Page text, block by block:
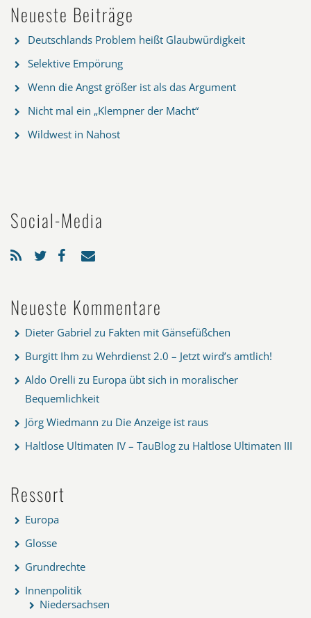
Neueste Beiträge
Deutschlands Problem heißt Glaubwürdigkeit
Selektive Empörung
Wenn die Angst größer ist als das Argument
Nicht mal ein „Klempner der Macht“
Wildwest in Nahost
Social-Media
Neueste Kommentare
Dieter Gabriel zu Fakten mit Gänsefüßchen
Burgitt Ihm zu Wehrdienst 2.0 – Jetzt wird’s amtlich!
Aldo Orelli zu Europa übt sich in moralischer
Bequemlichkeit
Jörg Wiedmann zu Die Anzeige ist raus
Haltlose Ultimaten IV – TauBlog zu Haltlose Ultimaten III
Ressort
Europa
Glosse
Grundrechte
Innenpolitik
Niedersachsen